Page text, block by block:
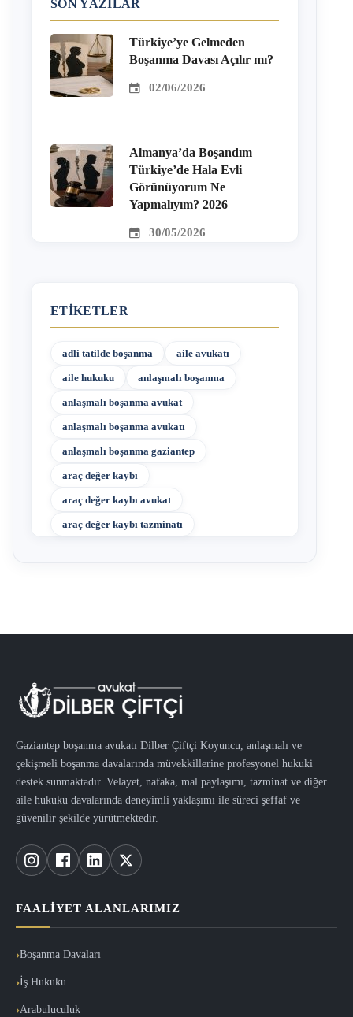
SON YAZILAR
Türkiye’ye Gelmeden
Boşanma Davası Açılır mı?
02/06/2026
Almanya’da Boşandım
Türkiye’de Hala Evli
Görünüyorum Ne
Yapmalıyım? 2026
30/05/2026
ETIKETLER
adli tatilde boşanma aile avukatı
aile hukuku anlaşmalı boşanma
anlaşmalı boşanma avukat
anlaşmalı boşanma avukatı
anlaşmalı boşanma gaziantep
araç değer kaybı
araç değer kaybı avukat
araç değer kaybı tazminatı
Gaziantep boşanma avukatı Dilber Çiftçi Koyuncu, anlaşmalı ve
çekişmeli boşanma davalarında müvekkillerine profesyonel hukuki
destek sunmaktadır. Velayet, nafaka, mal paylaşımı, tazminat ve diğer
aile hukuku davalarında deneyimli yaklaşımı ile süreci şeffaf ve
güvenilir şekilde yürütmektedir.
FAALIYET ALANLARIMIZ
Boşanma Davaları
İş Hukuku
Arabuluculuk